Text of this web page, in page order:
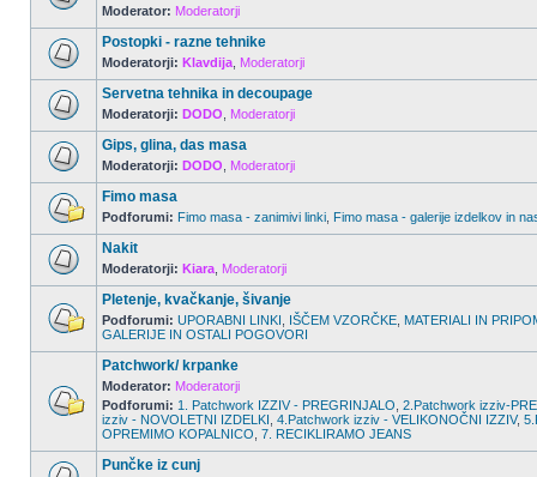
Moderator: Moderatorji
Postopki - razne tehnike
Moderatorji: Klavdija Moderatorji
Servetna tehnika in decoupage
Moderatorji: DODO Moderatorji
Gips, glina, das masa
Moderatorji: DODO Moderatorji
Fimo masa
Podforumi: Fimo masa - zanimivi linki Fimo masa - galerije izdelkov in
Nakit
Moderatorji: Kiara Moderatorji
Pletenje, kvačkanje, šivanje
Podforumi: UPORABNI LINKI IŠČEM VZORČKE MATERIALI IN
GALERIJE IN OSTALI POGOVORI
Patchwork/ krpanke
Moderator: Moderatorji
Podforumi: 1. Patchwork IZZIV - PREGRINJALO 2.Patchwork izziv-
izziv - NOVOLETNI IZDELKI 4.Patchwork izziv - VELIKONOČNI IZZIV,
OPREMIMO KOPALNICO 7. RECIKLIRAMO JEANS
Punčke iz cunj